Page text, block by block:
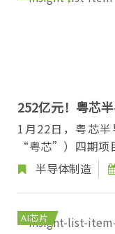
252亿元！粤芯
1月22日，粤芯
“粤芯”）四期项
行。 该项目总
半导体制造
AI芯片